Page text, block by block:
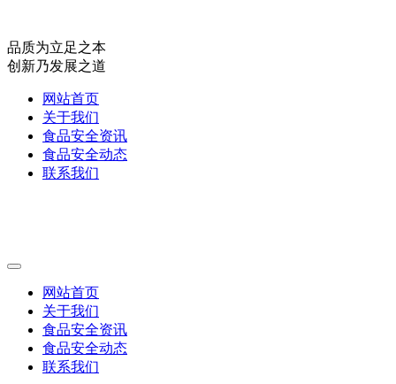
品质为立足之本
创新乃发展之道
网站首页
关于我们
食品安全资讯
食品安全动态
联系我们
网站首页
关于我们
食品安全资讯
食品安全动态
联系我们